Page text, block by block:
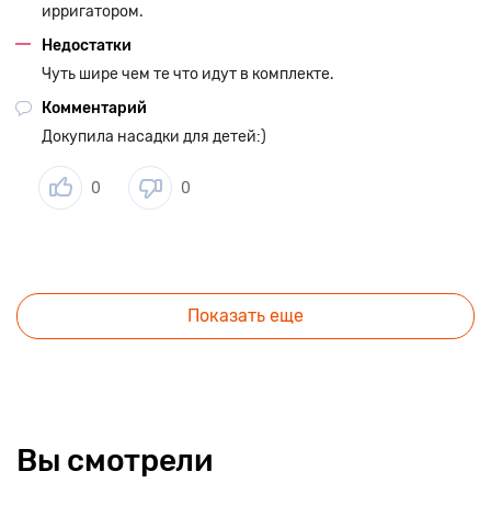
ирригатором.
Недостатки
Чуть шире чем те что идут в комплекте.
Комментарий
Докупила насадки для детей:)
0 0
Показать еще
Вы смотрели